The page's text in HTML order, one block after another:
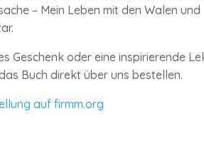
– Mein Leben mit den Walen und
Geschenk oder eine inspirierende
Buch direkt über uns bestellen.
auf firmm.org